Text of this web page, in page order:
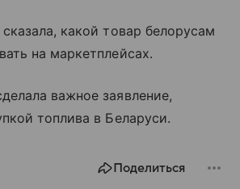
какой товар белорусам
на маркетплейсах.
важное заявление,
топлива в Беларуси.
Поделиться